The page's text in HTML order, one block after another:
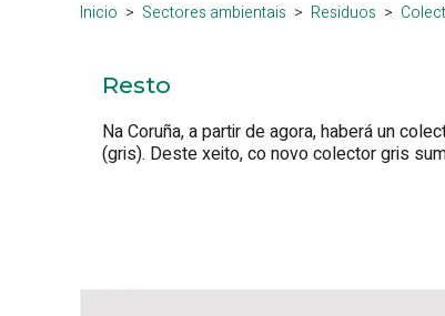
Inicio Sectores ambientais Residuos
Resto
Na Coruña, a partir de agora, haberá un
(gris). Deste xeito, co novo colector gris